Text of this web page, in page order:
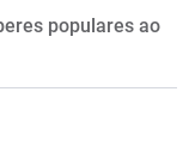
populares ao